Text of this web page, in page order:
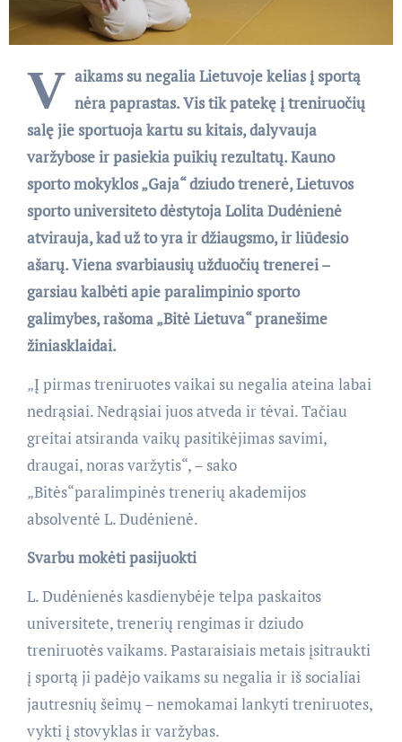
V aikams su negalia Lietuvoje kelias į sportą
nėra paprastas. Vis tik patekę į treniruočių
salę jie sportuoja kartu su kitais, dalyvauja
varžybose ir pasiekia puikių rezultatų. Kauno
sporto mokyklos „Gaja“ dziudo trenerė, Lietuvos
sporto universiteto dėstytoja Lolita Dudėnienė
atvirauja, kad už to yra ir džiaugsmo, ir liūdesio
ašarų. Viena svarbiausių užduočių trenerei –
garsiau kalbėti apie paralimpinio sporto
galimybes, rašoma „Bitė Lietuva“ pranešime
žiniasklaidai.
„Į pirmas treniruotes vaikai su negalia ateina labai
nedrąsiai. Nedrąsiai juos atveda ir tėvai. Tačiau
greitai atsiranda vaikų pasitikėjimas savimi,
draugai, noras varžytis“, – sako
„Bitės“paralimpinės trenerių akademijos
absolventė L. Dudėnienė.
Svarbu mokėti pasijuokti
L. Dudėnienės kasdienybėje telpa paskaitos
universitete, trenerių rengimas ir dziudo
treniruotės vaikams. Pastaraisiais metais įsitraukti
į sportą ji padėjo vaikams su negalia ir iš socialiai
jautresnių šeimų – nemokamai lankyti treniruotes,
vykti į stovyklas ir varžybas.